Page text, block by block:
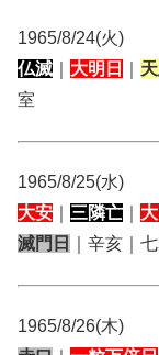
1965/8/24(火)
仏滅
大明日
室
1965/8/25(水)
大安
三隣亡
滅門日
｜辛亥｜
1965/8/26(木)